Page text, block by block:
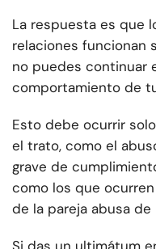
La respuesta es que
relaciones funcionan
no puedes continuar
comportamiento de
Esto debe ocurrir
el trato, como el
grave de
como los que
de la pareja abusa